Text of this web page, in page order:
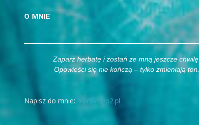
O MNIE
Zaparz herbatę i zostań ze mną jeszcze chwilę.
Opowieści się nie kończą – tylko zmieniają ton.
Napisz do mnie: avatea@o2.pl